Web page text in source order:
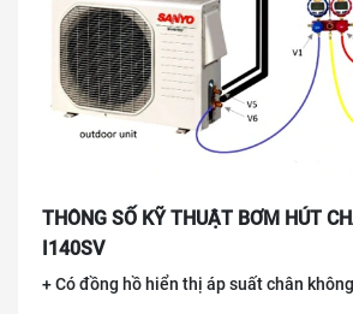
THÔNG SỐ KỸ THUẬT BƠM HÚT
I140SV
+ Có đồng hồ hiển thị áp suất chân không